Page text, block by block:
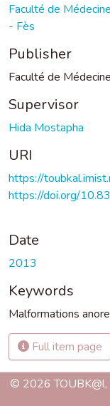
Faculté de
- Fès
Publisher
Faculté de
Supervisor
Hida Mostapha
URI
https://
https://doi.org/
Date
2013
Keywords
Malformations
Full item page
© 2026 TOUBK@l,